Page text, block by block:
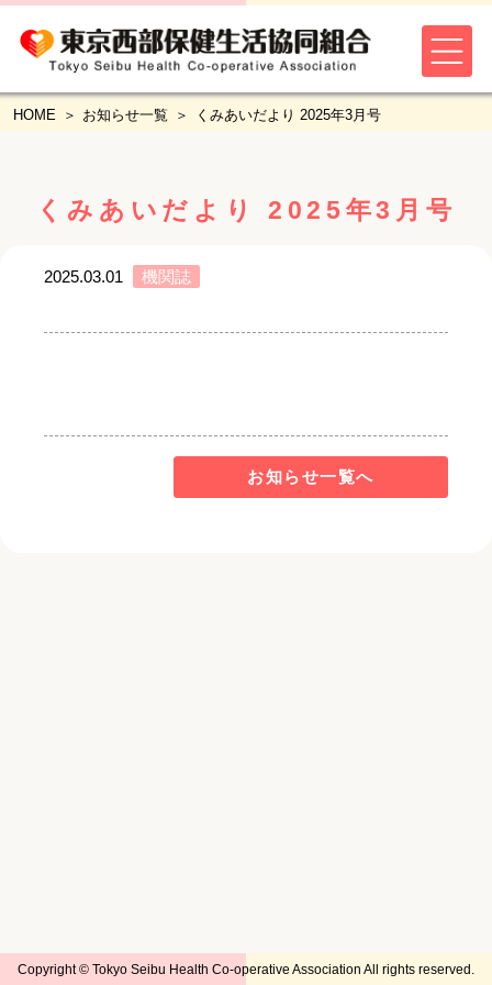
HOME お知らせ一覧 くみあいだより 2025年3月号
くみあいだより 2025年3月号
2025.03.01 機関誌
お知らせ一覧へ
Copyright © Tokyo Seibu Health Co-operative Association All rights reserved.